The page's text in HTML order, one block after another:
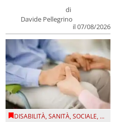
di
Davide Pellegrino
il 07/08/2026
DISABILITÀ,SANITÀ,SOCIALE, ...